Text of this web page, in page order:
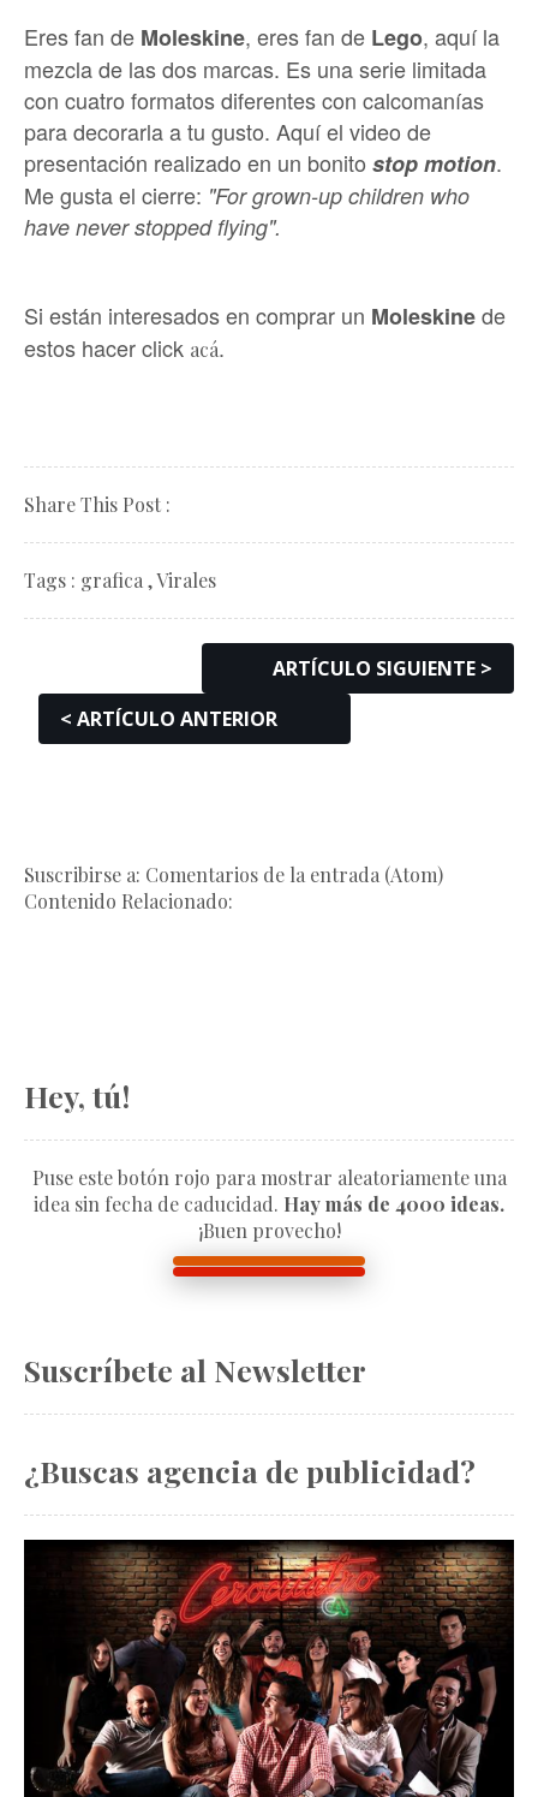
Eres fan de Moleskine, eres fan de Lego, aquí la
mezcla de las dos marcas. Es una serie limitada
con cuatro formatos diferentes con calcomanías
para decorarla a tu gusto. Aquí el video de
presentación realizado en un bonito stop motion.
Me gusta el cierre: "For grown-up children who
have never stopped flying".
Si están interesados en comprar un Moleskinede
estos hacer click acá.
Share This Post :
Tags : grafica ,Virales
ARTÍCULO SIGUIENTE >
< ARTÍCULO ANTERIOR
Suscribirse a: Comentarios de la entrada (Atom)
Contenido Relacionado:
Hey, tú!
Puse este botón rojo para mostrar aleatoriamente una
idea sin fecha de caducidad. Hay más de 4000 ideas.
¡Buen provecho!
Suscríbete al Newsletter
¿Buscas agencia de publicidad?